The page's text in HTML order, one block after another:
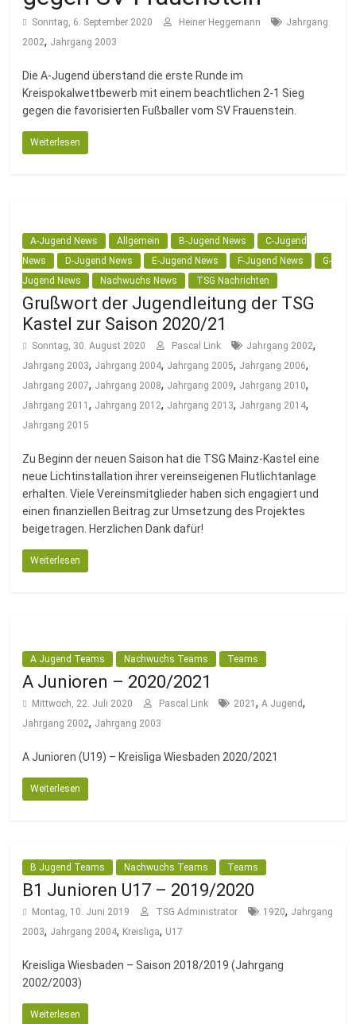
Sonntag, 6. September 2020 Heiner Heggemann
Jahrgang
2002, Jahrgang 2003
Die A-Jugend überstand die erste Runde im
Kreispokalwettbewerb mit einem beachtlichen 2-1 Sieg
gegen die favorisierten Fußballer vom SV Frauenstein.
Weiterlesen
A-Jugend News Allgemein B-Jugend News
C-Jugend
News
D-Jugend News E-Jugend News F-Jugend News
G-
Jugend News
Nachwuchs News TSG Nachrichten
Grußwort der Jugendleitung der TSG
Kastel zur Saison 2020/21
Sonntag, 30. August 2020 Pascal Link Jahrgang 2002,
Jahrgang 2003, Jahrgang 2004, Jahrgang 2005, Jahrgang 2006,
Jahrgang 2007, Jahrgang 2008, Jahrgang 2009, Jahrgang 2010,
Jahrgang 2011, Jahrgang 2012, Jahrgang 2013, Jahrgang 2014,
Jahrgang 2015
Zu Beginn der neuen Saison hat die TSG Mainz-Kastel eine
neue Lichtinstallation ihrer vereinseigenen Flutlichtanlage
erhalten. Viele Vereinsmitglieder haben sich engagiert und
einen finanziellen Beitrag zur Umsetzung des Projektes
beigetragen. Herzlichen Dank dafür!
Weiterlesen
A Jugend Teams Nachwuchs Teams Teams
A Junioren – 2020/2021
Mittwoch, 22. Juli 2020 Pascal Link 2021,A Jugend,
Jahrgang 2002, Jahrgang 2003
A Junioren (U19) – Kreisliga Wiesbaden 2020/2021
Weiterlesen
B Jugend Teams Nachwuchs Teams Teams
B1 Junioren U17 – 2019/2020
Montag, 10. Juni 2019 TSG Administrator 1920, Jahrgang
2003, Jahrgang 2004, Kreisliga, U17
Kreisliga Wiesbaden – Saison 2018/2019 (Jahrgang
2002/2003)
Weiterlesen